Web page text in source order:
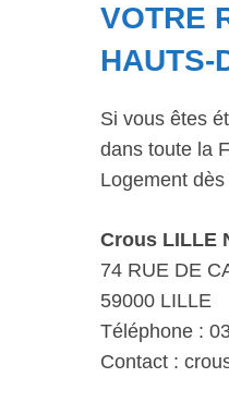
VOTRE
HAUTS-
Si vous êtes
dans toute la
Logement dès
Crous LILLE
74 RUE DE
59000 LILLE
Téléphone :
Contact :